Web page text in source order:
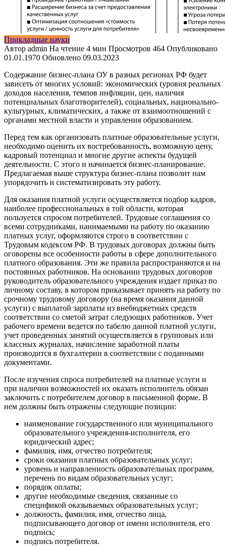
Прикладные науки
Автор admin На чтение 4 мин Просмотров 464 Опубликовано
01.01.1970 Обновлено 09.03.2023
Содержание бизнес-плана ОУ в разных регионах РФ будет
зависеть от многих условий: экономических (уровня реальных
доходов населения, темпов инфляции, цен, наличия
потенциальных благотворителей), социальных, национально-
куль­турных, климатических, а также от взаимоотношений с
органами местной власти и управления образованием.
Перед тем как организовать платные образовательные услуги,
необходимо оценить их востребованность, возможную цену,
кадровый потенциал и многие другие аспекты будущей
деятельности. С этого и начинается бизнес-планирование.
Предлагаемая выше структура бизнес-плана позволит нам
упорядочить и систематизировать эту работу.
Для оказания платной услуги осуществляется подбор кадров,
наиболее профессиональных в той области, которая
пользуется спросом потребителей. Трудовые соглашения со
всеми сотрудниками, нанимаемыми на работу по оказанию
платных услуг, оформляются строго в соответствии с
Трудовым кодексом РФ. В трудовых договорах должны быть
оговорены все особенности работы в сфере дополнительного
платного образования. Эти же правила распространяются и на
постоянных работников. На основании трудовых договоров
руководитель образовательного учреждения издает приказ по
личному составу, в котором приказывает принять на работу по
срочному трудовому договору (на время оказания данной
услуги) с выплатой зарплаты из внебюджетных средств
соответствии со сметой затрат следующих работников. Учет
рабочего времени ведется по табелю данной платной услуги,
учет проведенных занятий осуществляется в групповых или
классных журналах, начисление заработной платы
производится в бухгалтерии в соответствии с поданными
документами.
После изучения спроса потребителей на платные услуги и
при наличии возможностей их оказать исполнитель обязан
заключить с потребителем договор в письменной форме. В
нем должны быть отражены следующие позиции:
наименование государственного или муниципального
образовательного учреж­дения-исполнителя, его
юридический адрес;
фамилия, имя, отчество потребителя;
сроки оказания платных образовательных услуг;
уровень и направленность образовательных программ,
перечень по видам об­разовательных услуг;
порядок оплаты;
другие необходимые сведения, связанные со
спецификой оказываемых обра­зовательных услуг;
должность, фамилия, имя, отчество лица,
подписывающего договор от имени исполнителя, его
подпись;
подпись потребителя.